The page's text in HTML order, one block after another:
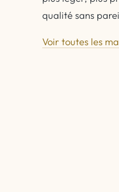
qualité sans
Voir toutes les